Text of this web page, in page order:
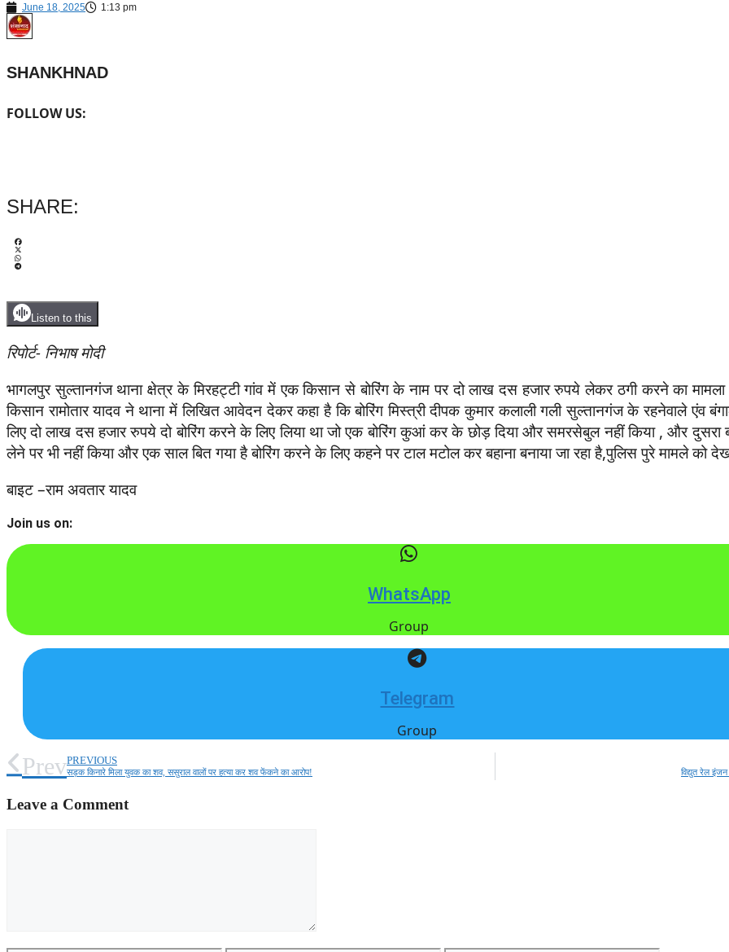
June 18, 2025 1:13 pm
SHANKHNAD
FOLLOW US:
SHARE:
Listen to this
रिपोर्ट- निभाष मोदी
भागलपुर सुल्तानगंज थाना क्षेत्र के मिरहट्टी गांव में एक किसान से बोरिंग के नाम पर दो लाख दस हजार रुपये लेकर ठगी करने का
किसान रामोतार यादव ने थाना में लिखित आवेदन देकर कहा है कि बोरिंग मिस्त्री दीपक कुमार कलाली गली सुल्तानगंज के रहनेवाले एंव
लिए दो लाख दस हजार रुपये दो बोरिंग करने के लिए लिया था जो एक बोरिंग कुआं कर के छोड़ दिया और समरसेबुल नहीं किया , और दुसरा
लेने पर भी नहीं किया और एक साल बित गया है बोरिंग करने के लिए कहने पर टाल मटोल कर बहाना बनाया जा रहा है,पुलिस पुरे मामले को
बाइट –राम अवतार यादव
Join us on:
WhatsApp
Group
Telegram
Group
PrevPREVIOUS
सड़क किनारे मिला युवक का शव, ससुराल वालों पर हत्या कर शव फेंकने का आरोप! विद्युत रेल
Leave a Comment